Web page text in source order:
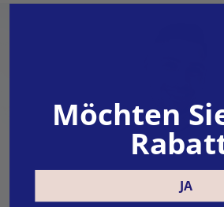
Möchten
JA